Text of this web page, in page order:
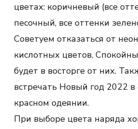
цветах: коричневый (все
песочный, все оттенки
Советуем отказаться от
кислотных цветов.
будет в восторге от них.
встречать Новый год 2022
красном одеянии.
При выборе цвета наряда